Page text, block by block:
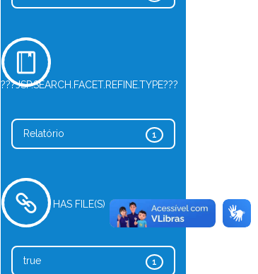
???JSP.SEARCH.FACET.REFINE.TYPE???
1
Relatório
HAS FILE(S)
1
true